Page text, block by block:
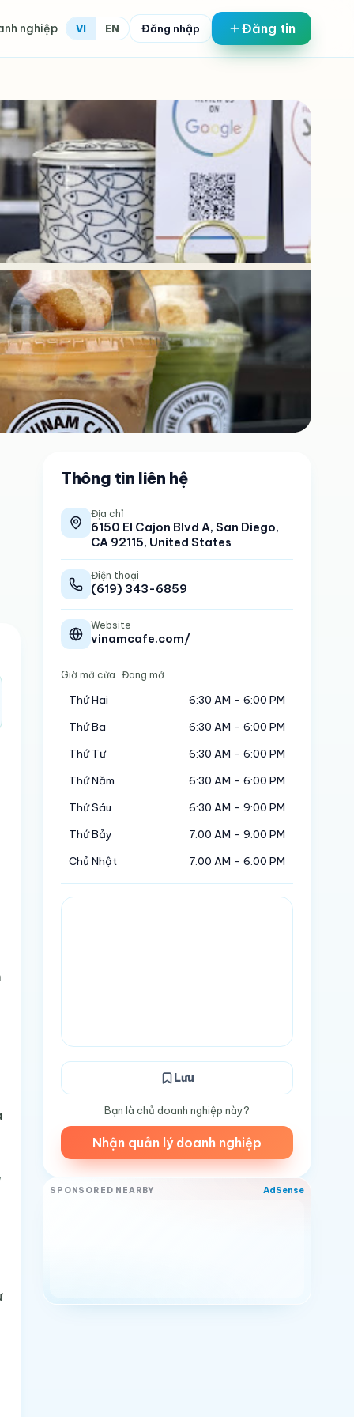
nghiệp VI EN Đăng nhập Đăng tin
Thông tin liên hệ
Địa chỉ
6150 El Cajon Blvd A, San Diego,
CA 92115, United States
Điện thoại
(619) 343-6859
Website
vinamcafe.com/
Giờ mở cửa · Đang mở
Thứ Hai
6:30 AM – 6:00 PM
Thứ Ba
6:30 AM – 6:00 PM
Thứ Tư
6:30 AM – 6:00 PM
Thứ Năm
6:30 AM – 6:00 PM
Thứ Sáu
6:30 AM – 9:00 PM
Thứ Bảy
7:00 AM – 9:00 PM
Chủ Nhật
7:00 AM – 6:00 PM
Lưu
Bạn là chủ doanh nghiệp này?
Nhận quản lý doanh nghiệp
SPONSORED NEARBY AdSense